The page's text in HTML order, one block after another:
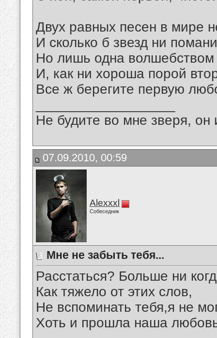
Двух равных песен в мире
И сколько б звезд ни
Но лишь одна волшебством
И, как ни хороша порой
Все ж берегите первую
Не будите во мне зверя, он
07.09.2010, 00:59
Alexxxl
Собеседник
Мне не забыть тебя...
Расстаться? Больше ни
Как тяжело от этих слов,
Не вспоминать тебя,я не
Хоть и прошла наша